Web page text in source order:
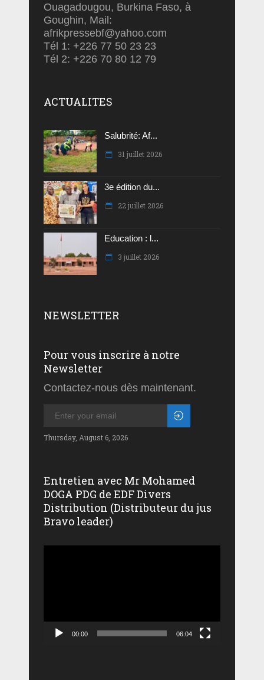
Ouagadougou, Burkina Faso, à
Goughin, Mail:
afrikpressebf@yahoo.com
Tél 1: +226 77 50 23 23
Tél 2: +226 70 80 12 79
ACTUALITES
Salubrité: Af...
31 juillet 2026
3e édition du...
22 juillet 2026
Education : l...
3 juillet 2026
NEWSLETTER
Pour vous inscrire à notre
Newsletter
Contactez-nous dès maintenant.
Thursday, August 6, 2026
Entretien avec Mr Mohamed
DOGA PDG de EDF Divers
Distribution (Distributeur du jus
Bravo leader)
00:00 06:04